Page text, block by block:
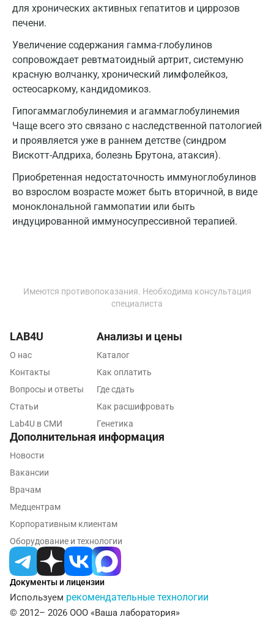
для хронических активных гепатитов и циррозов
печени.
Увеличение содержания гамма-глобулинов
сопровождает ревтматоидный артрит, системуню
красную волчанку, хронический лимфолейкоз,
остеосаркому, кандидомикоз.
Гипогаммаглобулинемия и агаммаглобулинемия
Чаще всего это связано с наследственной патологией
и проявляется уже в раннем детстве (синдром
Вискотт-Алдриха, болезнь Брутона, атаксия).
Приобретенная недостаточность иммуноглобулинов
во взрослом возрасте может быть вторичной, в виде
моноклональной гаммопатии или быть
индуцированной иммуносупрессивной терапией.
Барнаул
Видное
Волгоград
Волжский
Вологда
Воронеж
Всеволожск
Голубое
Дзержинский
Долгопрудный
Домодедово
Екатеринбург
Жуковский
Зеленоград
Ивантеевка
Ижевск
Истра
Имеются противопоказания. Необходима консультация
специалиста
Документы и лицензии
Используем рекомендательные технологии
© 2012– 2026 ООО «Ваша лаборатория»
LAB4U
О нас
Контакты
Вопросы и ответы
Статьи
Lab4U в СМИ
Анализы и цены
Каталог
Как оплатить
Где сдать
Как расшифровать
Генетика
Дополнительная информация
Новости
Вакансии
Врачам
Медцентрам
Корпоративным клиентам
Оборудование и технологии